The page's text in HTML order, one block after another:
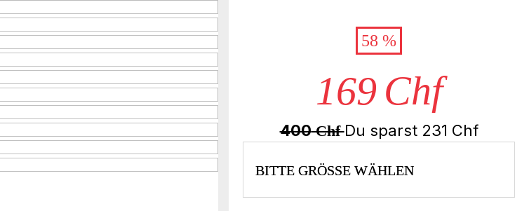
58 %
169 Chf
400ChfDu sparst 231 Chf
BITTE GRÖSSE WÄHLEN